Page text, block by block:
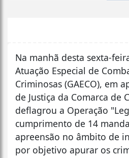
Na manhã desta sexta-
Atuação Especial de
Criminosas (GAECO), em
de Justiça da Comarca de
deflagrou a Operação
cumprimento de 14
apreensão no âmbito de
por objetivo apurar os